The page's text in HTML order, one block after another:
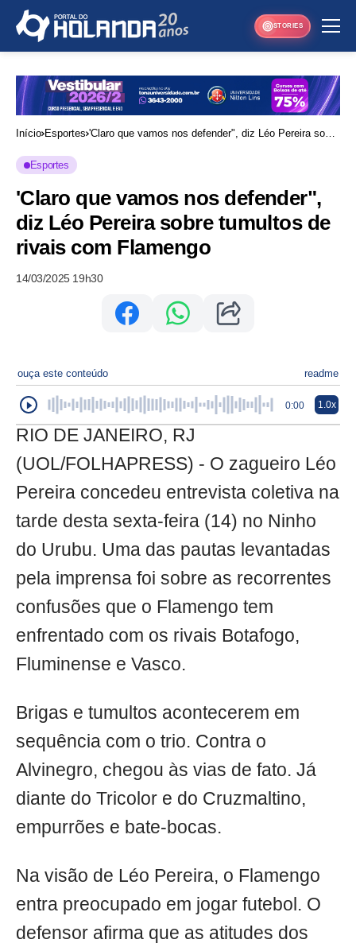
STORIES
Início Esportes 'Claro que vamos nos defender", diz Léo Pereira sobre
Esportes
'Claro que vamos nos defender",
diz Léo Pereira sobre tumultos de
rivais com Flamengo
14/03/2025 19h30
ouça este conteúdo readme
0:00 1.0x
RIO DE JANEIRO, RJ
(UOL/FOLHAPRESS) - O zagueiro Léo
Pereira concedeu entrevista coletiva na
tarde desta sexta-feira (14) no Ninho
do Urubu. Uma das pautas levantadas
pela imprensa foi sobre as recorrentes
confusões que o Flamengo tem
enfrentado com os rivais Botafogo,
Fluminense e Vasco.
Brigas e tumultos acontecerem em
sequência com o trio. Contra o
Alvinegro, chegou às vias de fato. Já
diante do Tricolor e do Cruzmaltino,
empurrões e bate-bocas.
Na visão de Léo Pereira, o Flamengo
entra preocupado em jogar futebol. O
defensor afirma que as atitudes dos